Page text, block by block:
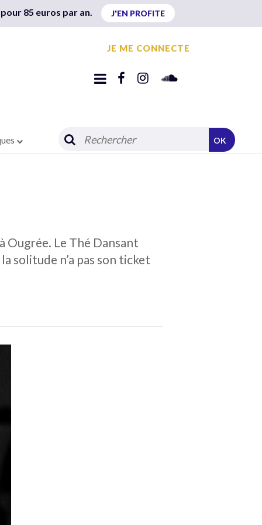
85 euros par an. J'EN PROFITE
JE ME CONNECTE
OK
Ougrée. Le Thé Dansant
solitude n’a pas son ticket